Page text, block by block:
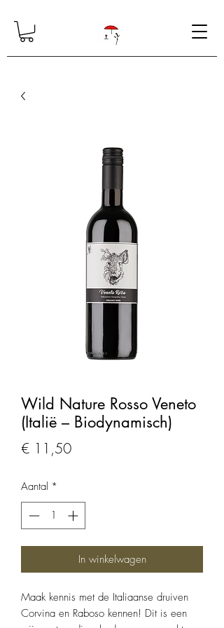
Wild Nature Rosso Veneto
(Italië – Biodynamisch)
€ 11,50Prijs
Aantal *
In winkelwagen
Maak kennis met de Italiaanse druiven
Corvina en Raboso kennen! Dit is een